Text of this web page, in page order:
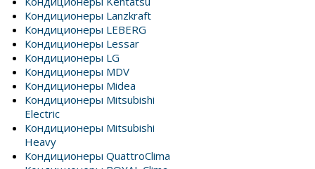
Кондиционеры Lanzkraft
Кондиционеры LEBERG
Кондиционеры Lessar
Кондиционеры LG
Кондиционеры MDV
Кондиционеры Midea
Кондиционеры Mitsubishi
Electric
Кондиционеры Mitsubishi
Heavy
Кондиционеры QuattroClima